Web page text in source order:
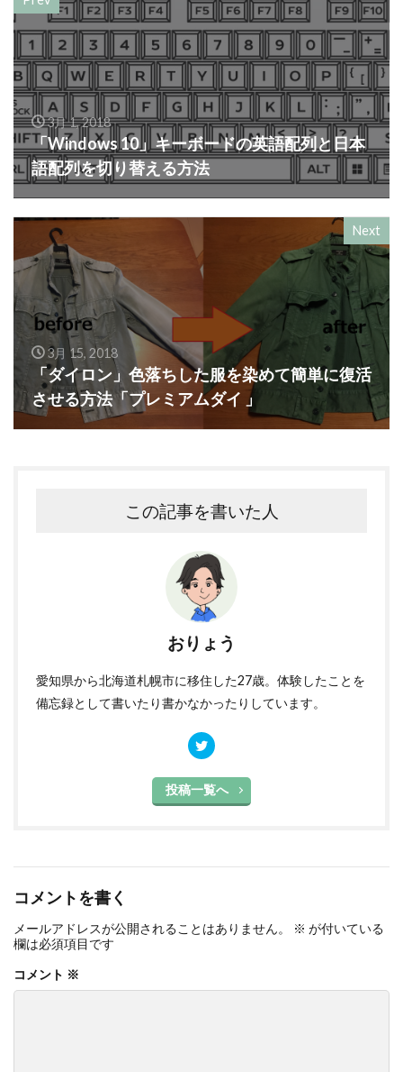
3月 1, 2018
「Windows 10」キーボードの英語配列と日本
語配列を切り替える方法
Next
3月 15, 2018
「ダイロン」色落ちした服を染めて簡単に復活
させる方法「プレミアムダイ 」
この記事を書いた人
おりょう
愛知県から北海道札幌市に移住した27歳。体験したことを
備忘録として書いたり書かなかったりしています。
投稿一覧へ
コメントを書く
メールアドレスが公開されることはありません。 ※ が付いている
欄は必須項目です
コメント ※